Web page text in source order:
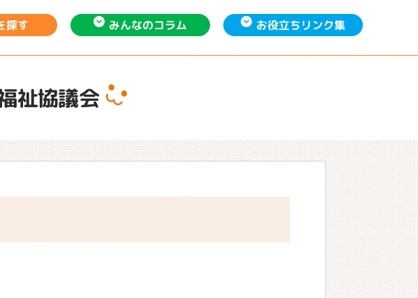
探す みんなのコラム お役立ちリンク集
祉協議会